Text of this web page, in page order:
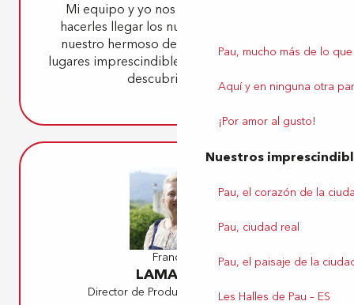
Pau, mucho más de lo
Aquí y en ninguna otra
¡Por amor al gusto!
Nuestros
Pau, el corazón de la
Pau, ciudad real
Pau, el paisaje de la
Les Halles de Pau – ES
Mi equipo y yo nos comprometemos a
hacerles llegar los numerosos tesoros de
nuestro hermoso destino, a través de sus
lugares imprescindibles, así como de nuevos
descubrimientos.
Françoise
LAMARQUE
Director de Producción y Marketing